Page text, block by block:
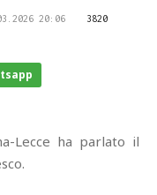
20:06
3820
Lecce ha parlato il